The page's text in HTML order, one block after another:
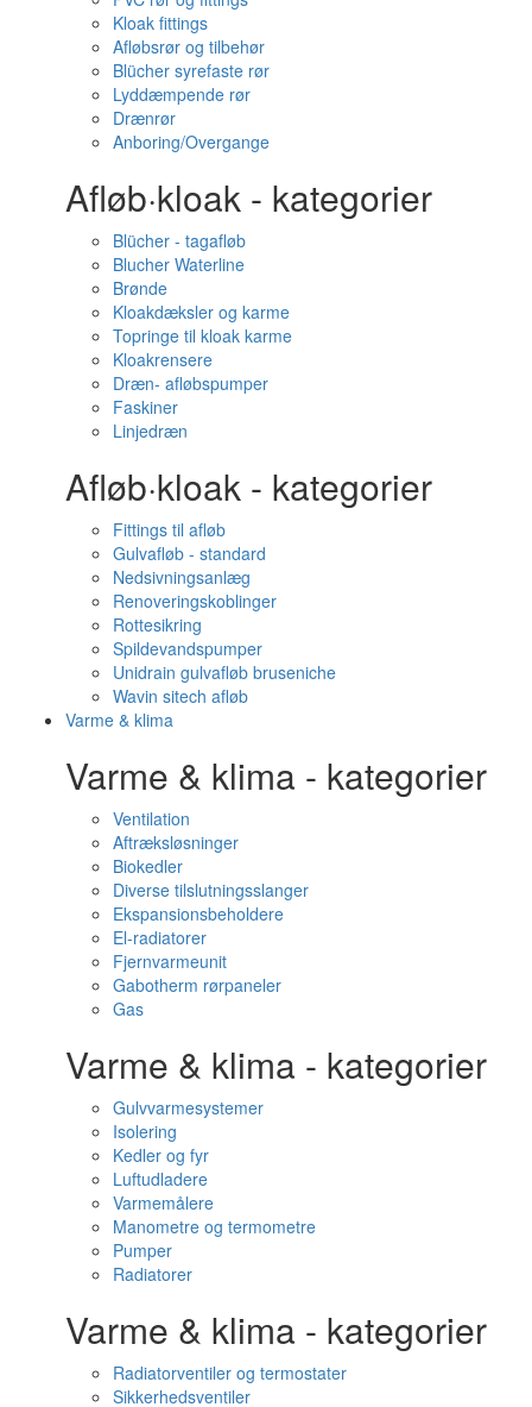
Kloak fittings
Afløbsrør og tilbehør
Blücher syrefaste rør
Lyddæmpende rør
Drænrør
Anboring/Overgange
Afløb·kloak - kategorier
Blücher - tagafløb
Blucher Waterline
Brønde
Kloakdæksler og karme
Topringe til kloak karme
Kloakrensere
Dræn- afløbspumper
Faskiner
Linjedræn
Afløb·kloak - kategorier
Fittings til afløb
Gulvafløb - standard
Nedsivningsanlæg
Renoveringskoblinger
Rottesikring
Spildevandspumper
Unidrain gulvafløb bruseniche
Wavin sitech afløb
Varme & klima
Varme & klima - kategorier
Ventilation
Aftræksløsninger
Biokedler
Diverse tilslutningsslanger
Ekspansionsbeholdere
El-radiatorer
Fjernvarmeunit
Gabotherm rørpaneler
Gas
Varme & klima - kategorier
Gulvvarmesystemer
Isolering
Kedler og fyr
Luftudladere
Varmemålere
Manometre og termometre
Pumper
Radiatorer
Varme & klima - kategorier
Radiatorventiler og termostater
Sikkerhedsventiler